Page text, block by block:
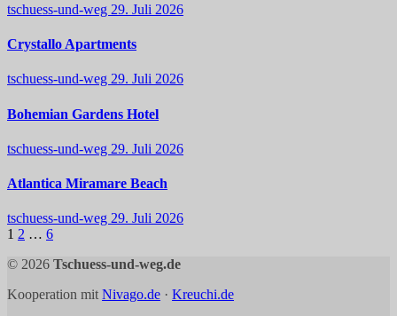
tschuess-und-weg 29. Juli 2026
Crystallo Apartments
tschuess-und-weg 29. Juli 2026
Bohemian Gardens Hotel
tschuess-und-weg 29. Juli 2026
Atlantica Miramare Beach
tschuess-und-weg 29. Juli 2026
Seitennummerierung
der
Beiträge
1 2 … 6
© 2026 Tschuess-und-weg.de
Kooperation mitNivago.de · Kreuchi.de